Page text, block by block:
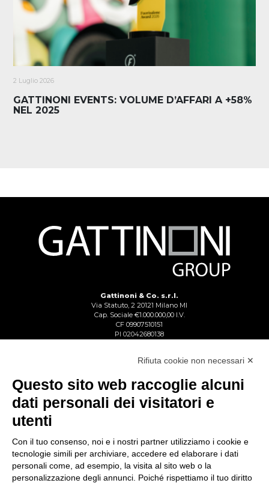
2 Luglio 2026
GATTINONI EVENTS: VOLUME D’AFFARI A +58%
NEL 2025
Gattinoni & Co. s.r.l.
Via Statuto, 2 20121 Milano MI
Cap. Sociale €1.000.000,00 I.V.
CF 09907510151
PI 02042680138
Rifiuta cookie non necessari ✕
Questo sito web raccoglie alcuni
dati personali dei visitatori e
utenti
Con il tuo consenso, noi e i nostri partner utilizziamo i cookie e
tecnologie simili per archiviare, accedere ed elaborare i dati
personali come, ad esempio, la visita al sito web o la
personalizzazione degli annunci. Poiché rispettiamo il tuo diritto